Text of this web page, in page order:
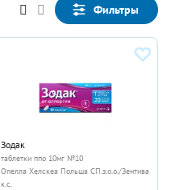
Фильтры
Зодак
таблетки ппо 10мг №10
Опелла Хелскеа Польша СП.з.о.о./Зентива
к.с.